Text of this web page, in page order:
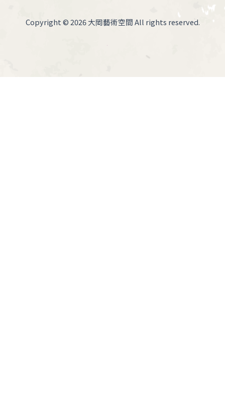
Copyright © 2026 大岡藝術空間 All rights reserved.